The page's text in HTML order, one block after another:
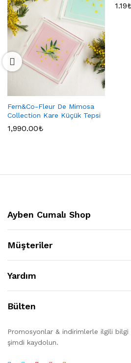
Fern&Co-Fleur De Mimosa
Collection Kare Küçük Tepsi
1,990.00₺
1.19
Ayben Cumalı Shop
Müşteriler
Yardım
Bülten
Promosyonlar & indirimlerle ilgili
şimdi kaydolun.